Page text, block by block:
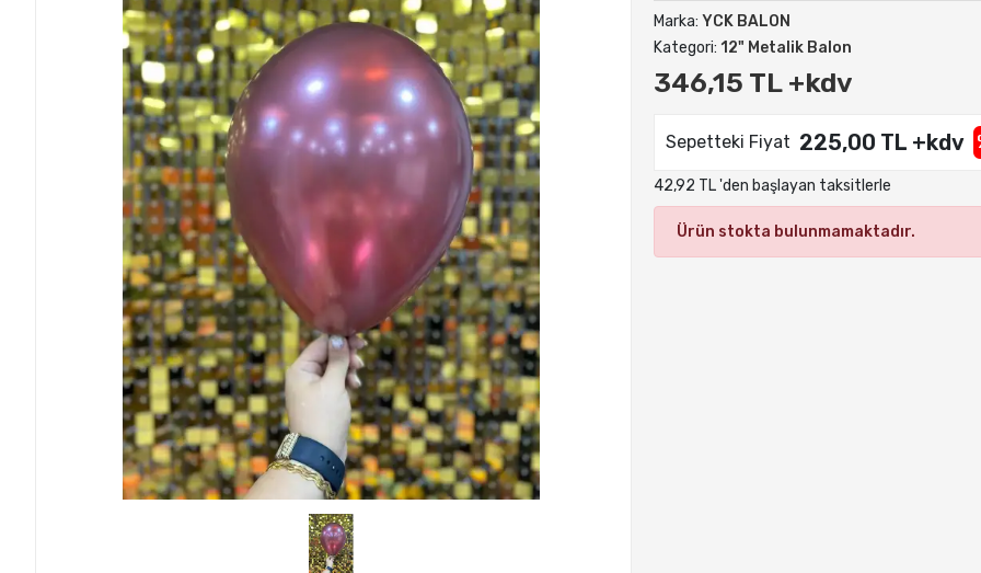
Marka:YCK BALON
Kategori: 12" Metalik Balon
346,15 TL +kdv
Sepetteki Fiyat 225,00 TL +kdv
42,92 TL 'den başlayan taksitlerle
Ürün stokta bulunmamaktadır.